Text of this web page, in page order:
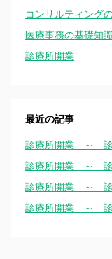
コンサルティング
医療事務の基礎知
診療所開業
最近の記事
診療所開業 ～ 診
診療所開業 ～ 診
診療所開業 ～ 診
診療所開業 ～ 診